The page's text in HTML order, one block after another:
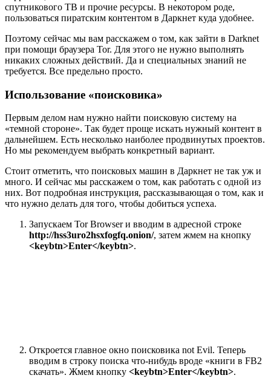
спутникового ТВ и прочие ресурсы. В некотором роде,
пользоваться пиратским контентом в Даркнет куда удобнее.
Поэтому сейчас мы вам расскажем о том, как зайти в Darknet
при помощи браузера Tor. Для этого не нужно выполнять
никаких сложных действий. Да и специальных знаний не
требуется. Все предельно просто.
Использование «поисковика»
Первым делом нам нужно найти поисковую систему на
«темной стороне». Так будет проще искать нужный контент в
дальнейшем. Есть несколько наиболее продвинутых проектов.
Но мы рекомендуем выбрать конкретный вариант.
Стоит отметить, что поисковых машин в Даркнет не так уж и
много. И сейчас мы расскажем о том, как работать с одной из
них. Вот подробная инструкция, рассказывающая о том, как и
что нужно делать для того, чтобы добиться успеха.
Запускаем Tor Browser и вводим в адресной строке
http://hss3uro2hsxfogfq.onion/, затем жмем на кнопку
<keybtn>Enter</keybtn>.
Откроется главное окно поисковика not Evil. Теперь
вводим в строку поиска что-нибудь вроде «книги в FB2
скачать». Жмем кнопку <keybtn>Enter</keybtn>.